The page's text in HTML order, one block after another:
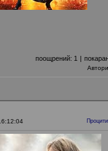
поощрений: 1 |